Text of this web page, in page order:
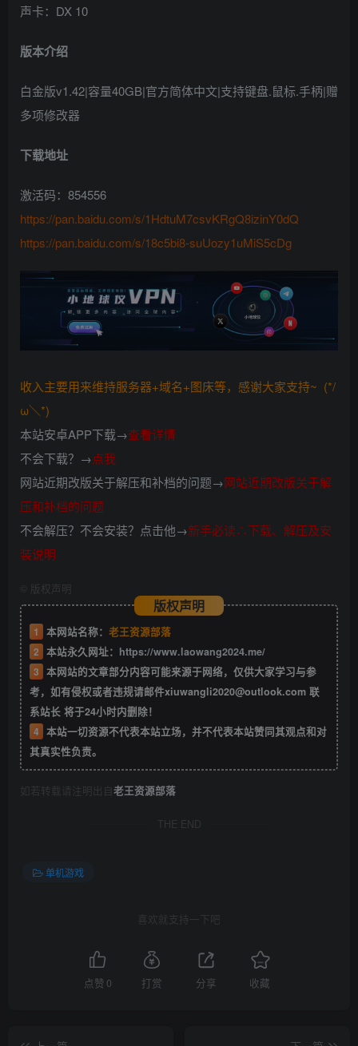
声卡：DX 10
版本介绍
白金版v1.42|容量40GB|官方简体中文|支持键盘.鼠标.手柄|赠
多项修改器
下载地址
激活码：854556
https://pan.baidu.com/s/1HdtuM7csvKRgQ8izinY0dQ
https://pan.baidu.com/s/18c5bi8-suUozy1uMiS5cDg
收入主要用来维持服务器+域名+图床等，感谢大家支持~ (*/
ω＼*)
本站安卓APP下载→查看详情
不会下载？→点我
网站近期改版关于解压和补档的问题→网站近期改版关于解
压和补档的问题
不会解压？不会安装？点击他→新手必读∴下载、解压及安
装说明
版权声明
版权声明
1 本网站名称： 老王资源部落
2 本站永久网址： https://www.laowang2024.me/
3 本网站的文章部分内容可能来源于网络，仅供大家学习与参
考，如有侵权或者违规请邮件xiuwangli2020@outlook.com 联
系站长 将于24小时内删除！
4 本站一切资源不代表本站立场，并不代表本站赞同其观点和对
其真实性负责。
如若转载请注明出自老王资源部落
THE END
单机游戏
喜欢就支持一下吧
点赞 0 打赏 分享 收藏